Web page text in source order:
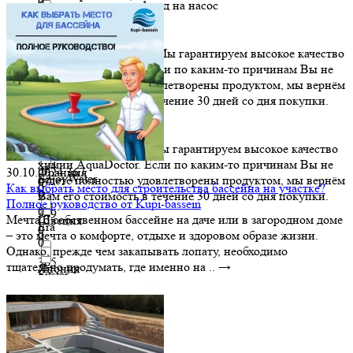
3 668
0
30 045
0
30.1
314
0
349
0
365
0
390
0
Elbtal Plastics
0
Emaux
0
EMEC
0
EnjoyWater
0
Era
0
Fitstar
Flat
0
Соединенные Штаты
0
США
0
Турция
Франция
0
Швеция
0
Япония
6 месяцев на чашу, 1 год на насос
0
Гарантия 12 месяцев. Мы гарантируем высокое качество
химии AquaDoctor. Если по каким-то причинам Вы не
будете полностью удовлетворены продуктом, мы вернём
Вам его стоимость в течение 30 дней со дня покупки.
0
Гарантия 24 месяца. Мы гарантируем высокое качество
химии AquaDoctor. Если по каким-то причинам Вы не
будете полностью удовлетворены продуктом, мы вернём
Вам его стоимость в течение 30 дней со дня покупки.
0
30.10.2024 367
Как выбрать место для строительства бассейна на участке?
Полное руководство от Kupi-bassein
Мечта о собственном бассейне на даче или в загородном доме
– это мечта о комфорте, отдыхе и здоровом образе жизни.
Однако, прежде чем закапывать лопату, необходимо
тщательно продумать, где именно на .. →